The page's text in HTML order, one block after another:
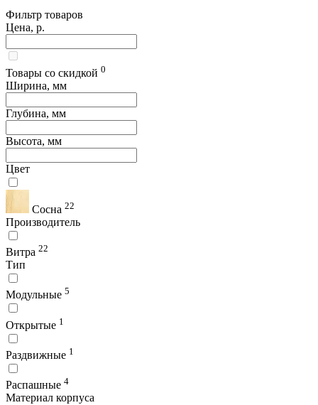
Фильтр товаров
Цена, р.
Товары со скидкой 0
Ширина, мм
Глубина, мм
Высота, мм
Цвет
Сосна 22
Производитель
Витра 22
Тип
Модульные 5
Открытые 1
Раздвижные 1
Распашные 4
Материал корпуса